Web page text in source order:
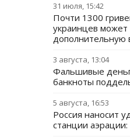
31 июля, 15:42
Почти 1300
украинцев может
дополнительную
3 августа, 13:04
Фальшивые
банкноты
5 августа, 16:53
Россия наносит
станции